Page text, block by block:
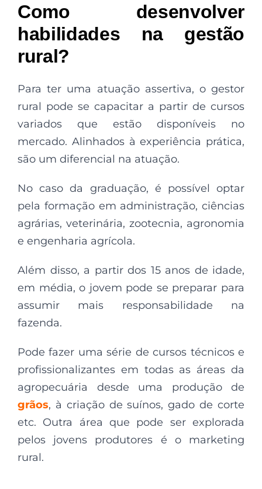
Como desenvolver
habilidades na gestão
rural?
Para ter uma atuação assertiva, o gestor
rural pode se capacitar a partir de cursos
variados que estão disponíveis no
mercado. Alinhados à experiência prática,
são um diferencial na atuação.
No caso da graduação, é possível optar
pela formação em administração, ciências
agrárias, veterinária, zootecnia, agronomia
e engenharia agrícola.
Além disso, a partir dos 15 anos de idade,
em média, o jovem pode se preparar para
assumir mais responsabilidade na
fazenda.
Pode fazer uma série de cursos técnicos e
profissionalizantes em todas as áreas da
agropecuária desde uma produção de
grãos, à criação de suínos, gado de corte
etc. Outra área que pode ser explorada
pelos jovens produtores é o marketing
rural.